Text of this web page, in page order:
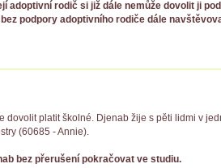
adoptivní rodič si již dále nemůže dovolit ji
podpory adoptivního rodiče dále
dovolit platit školné. Djenab žije s pěti lidmi v
(60685 - Annie).
bez přerušení pokračovat ve studiu.